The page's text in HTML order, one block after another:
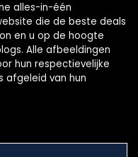
alles-in-één
die de beste deals
en u op de hoogte
Alle afbeeldingen
hun respectievelijke
afgeleid van hun